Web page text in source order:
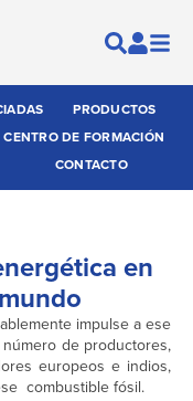
PRODUCTOS
CENTRO DE FORMACIÓN
CONTACTO
en
impulse a ese
de productores,
europeos e indios,
combustible fósil.